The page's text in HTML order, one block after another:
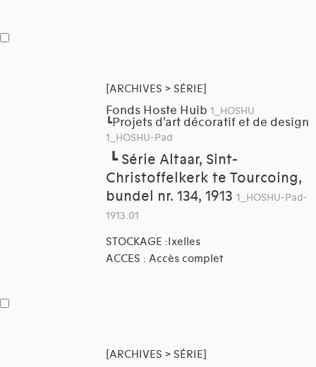
[ARCHIVES > SÉRIE]
Fonds Hoste Huib 1_HOSHU
┗Projets d'art décoratif et de design
1_HOSHU-Pad
┗ Série Altaar, Sint-
Christoffelkerk te Tourcoing,
bundel nr. 134, 1913 1_HOSHU-Pad-
1913.01
STOCKAGE :Ixelles
ACCES : Accès complet
[ARCHIVES > SÉRIE]